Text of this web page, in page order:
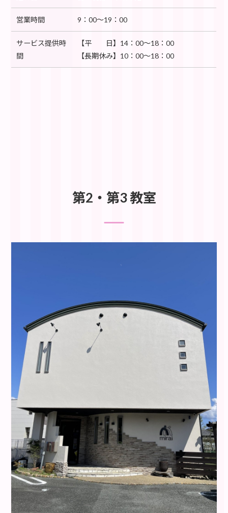
営業時間 9：00～19：00
サービス提供時
間
【平 日】14：00～18：00
【長期休み】10：00～18：00
第2・第3 教室